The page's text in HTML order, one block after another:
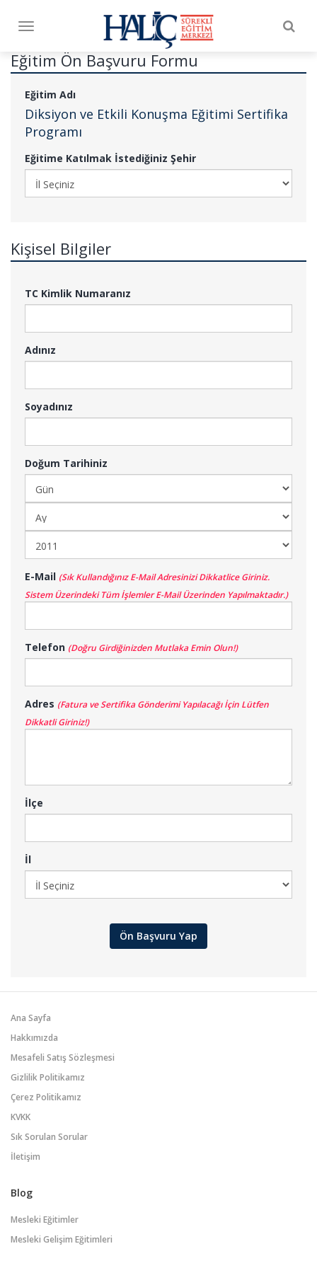
Toggle
Eğitim Ön Başvuru Formu
Eğitim Adı
Diksiyon ve Etkili Konuşma Eğitimi Sertifika
Programı
Eğitime Katılmak İstediğiniz Şehir
Kişisel Bilgiler
TC Kimlik Numaranız
Adınız
Soyadınız
Doğum Tarihiniz
E-Mail (Sık Kullandığınız E-Mail Adresinizi Dikkatlice Giriniz.
Sistem Üzerindeki Tüm İşlemler E-Mail Üzerinden Yapılmaktadır.)
Telefon (Doğru Girdiğinizden Mutlaka Emin Olun!)
Adres (Fatura ve Sertifika Gönderimi Yapılacağı İçin Lütfen
Dikkatli Giriniz!)
İlçe
İl
Ana Sayfa
Hakkımızda
Mesafeli Satış Sözleşmesi
Gizlilik Politikamız
Çerez Politikamız
KVKK
Sık Sorulan Sorular
İletişim
Blog
Mesleki Eğitimler
Mesleki Gelişim Eğitimleri